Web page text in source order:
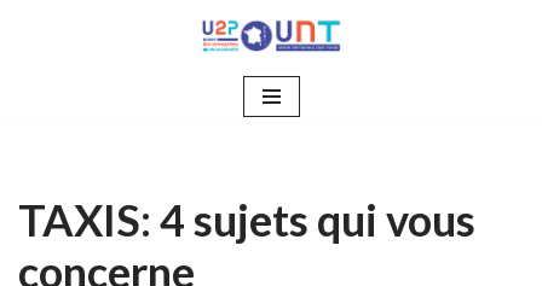
TAXIS: 4 sujets qui vous
concerne